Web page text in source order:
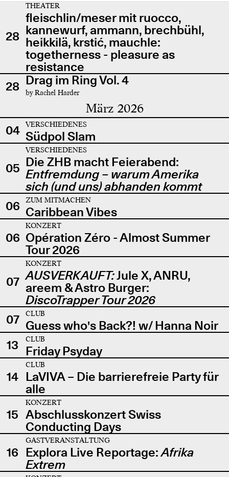
28
THEATER
fleischlin/meser mit ruocco,
kannewurf, ammann, brechbühl,
heikkilä, krstić, mauchle:
togetherness - pleasure as
resistance
28 Drag im Ring Vol. 4
by Rachel Harder
März 2026
04 VERSCHIEDENES
Südpol Slam
05
VERSCHIEDENES
Die ZHB macht Feierabend:
Entfremdung – warum Amerika
sich (und uns) abhanden kommt
06
ZUM MITMACHEN
Caribbean Vibes
06
KONZERT
Opération Zéro - Almost Summer
Tour 2026
07
KONZERT
AUSVERKAUFT:Jule X, ANRU,
areem & Astro Burger:
DiscoTrapper Tour 2026
07
CLUB
Guess who's Back?! w/ Hanna Noir
13
CLUB
Friday Psyday
14
CLUB
LaVIVA – Die barrierefreie Party für
alle
15
KONZERT
Abschlusskonzert Swiss
Conducting Days
16
GASTVERANSTALTUNG
Explora Live Reportage:Afrika
Extrem